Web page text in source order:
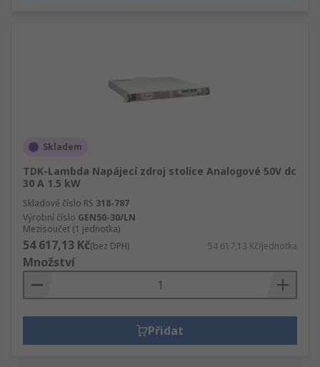
Skladem
TDK-Lambda Napájecí zdroj stolice Analogové 50V dc
30 A 1.5 kW
Skladové číslo RS 318-787
Výrobní číslo GEN50-30/LN
Mezisoučet (1 jednotka)
54 617,13 Kč(bez DPH) 54 617,13 Kč/jednotka
Množství
Přidat